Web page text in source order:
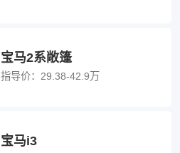
宝马2系敞篷
指导价： 29.38-42.9万
宝马i3